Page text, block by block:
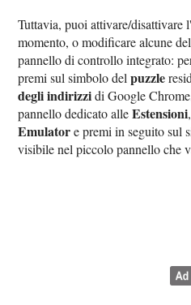
Tuttavia, puoi attivare/disattivare
momento, o modificare alcune
pannello di controllo integrato:
premi sul simbolo delpuzzle
degli indirizzidi Google
pannello dedicato alleEstensioni
Emulatore premi in seguito sul
visibile nel piccolo pannello che